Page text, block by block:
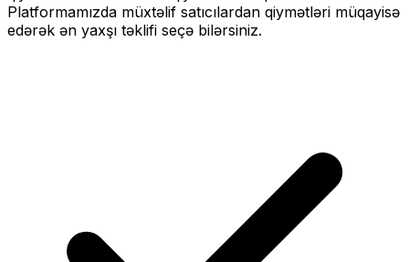
Platformamızda müxtəlif satıcılardan qiymətləri müqayisə
edərək ən yaxşı təklifi seçə bilərsiniz.